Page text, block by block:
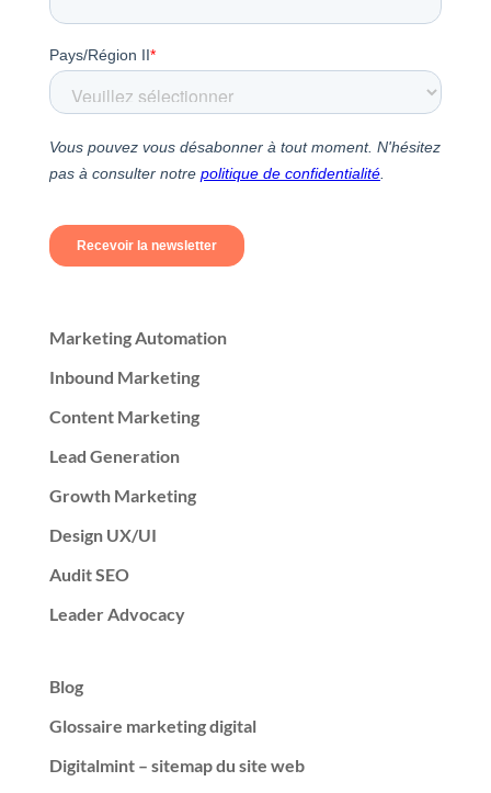
Marketing Automation
Inbound Marketing
Content Marketing
Lead Generation
Growth Marketing
Design UX/UI
Audit SEO
Leader Advocacy
Blog
Glossaire marketing digital
Digitalmint – sitemap du site web